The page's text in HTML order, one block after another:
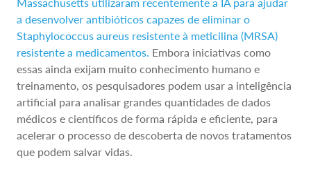
a desenvolver antibióticos capazes de eliminar o
Staphylococcus aureus resistente à meticilina (MRSA)
resistente a medicamentos. Embora iniciativas como
essas ainda exijam muito conhecimento humano e
treinamento, os pesquisadores podem usar a inteligência
artificial para analisar grandes quantidades de dados
médicos e científicos de forma rápida e eficiente, para
acelerar o processo de descoberta de novos tratamentos
que podem salvar vidas.